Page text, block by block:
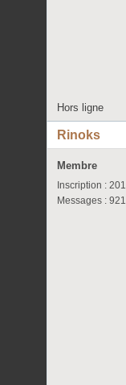
Hors ligne
Rinoks
Membre
Inscription :
Messages : 921